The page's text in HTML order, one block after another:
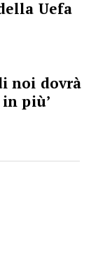
Uefa
noi dovrà
più’